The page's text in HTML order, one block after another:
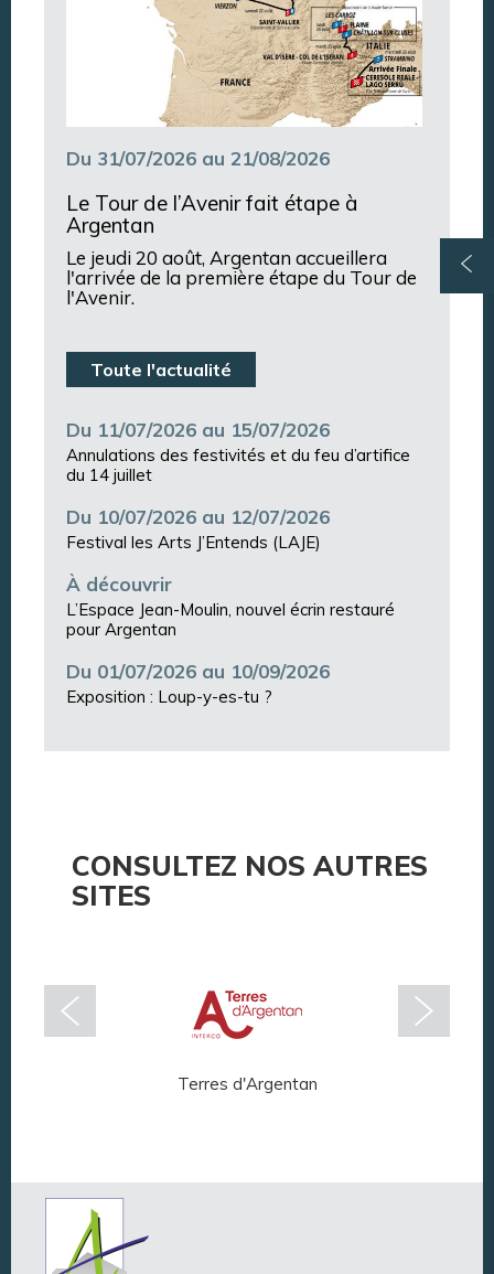
Du 31/07/2026 au 21/08/2026
Le Tour de l’Avenir fait étape à
Argentan
Le jeudi 20 août, Argentan accueillera
l'arrivée de la première étape du Tour de
l'Avenir.
Toute l'actualité
Du 11/07/2026 au 15/07/2026
Annulations des festivités et du feu d’artifice
du 14 juillet
Du 10/07/2026 au 12/07/2026
Festival les Arts J’Entends (LAJE)
À découvrir
L’Espace Jean-Moulin, nouvel écrin restauré
pour Argentan
Du 01/07/2026 au 10/09/2026
Exposition : Loup-y-es-tu ?
CONSULTEZ NOS AUTRES
SITES
Terres d'Argentan